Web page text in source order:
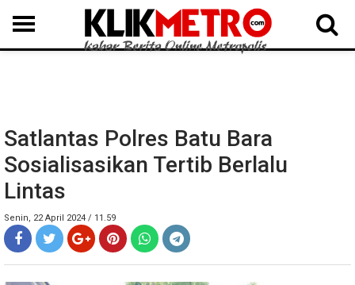
MEDAN LANGKAT DAIRI SAMOSIR TAPUT BATUBARA DELISERDANG
Satlantas Polres Batu Bara
Sosialisasikan Tertib Berlalu
Lintas
Senin, 22 April 2024 / 11.59